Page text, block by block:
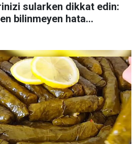
sularken dikkat edin:
bilinmeyen hata...